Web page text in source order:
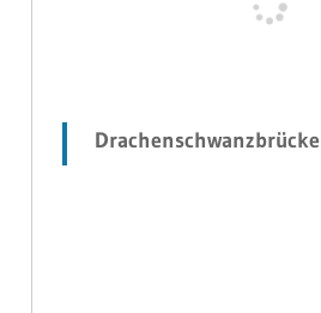
Drachenschwanzbrücke